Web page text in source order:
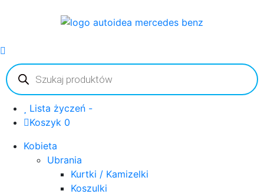
Wyszukiwarka
produktów
Lista życzeń -
Koszyk 0
Kobieta
Ubrania
Kurtki / Kamizelki
Koszulki